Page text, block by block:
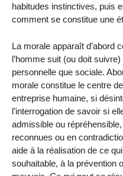
habitudes instinctives, puis
comment se constitue une
La morale apparaît d’abord
l’homme suit (ou doit
personnelle que sociale.
morale constitue le centre
entreprise humaine, si
l’interrogation de savoir si
admissible ou
reconnues ou en
aide à la réalisation de ce
souhaitable, à la prévention